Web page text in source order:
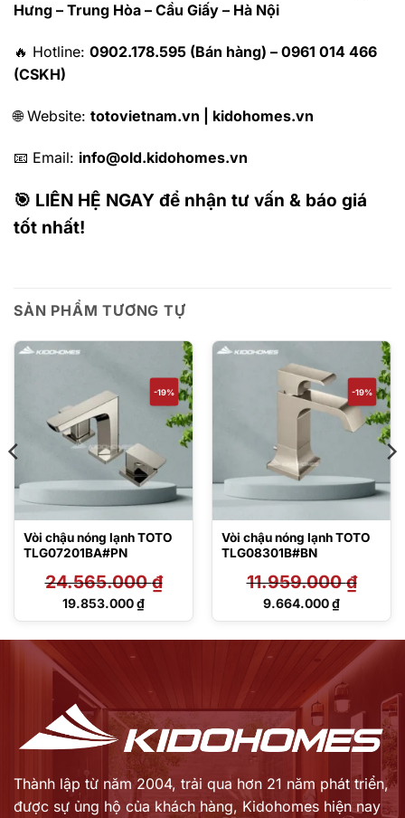
Hưng – Trung Hòa – Cầu Giấy – Hà Nội
🔥 Hotline: 0902.178.595 (Bán hàng) – 0961 014 466
(CSKH)
🌐 Website: totovietnam.vn | kidohomes.vn
📧 Email: info@old.kidohomes.vn
🎯 LIÊN HỆ NGAY để nhận tư vấn & báo giá
tốt nhất!
SẢN PHẨM TƯƠNG TỰ
-19%
Vòi chậu nóng lạnh TOTO
TLG07201BA#PN
24.565.000₫
Giá
19.853.000₫
Giá
-19%
Vòi chậu nóng lạnh TOTO
TLG08301B#BN
11.959.000₫
Giá
11.959.000 ₫.
9.664.000₫
Giá
9.664.000 ₫.
Thành lập từ năm 2004, trải qua hơn 21 năm phát triển,
được sự ủng hộ của khách hàng, Kidohomes hiện nay